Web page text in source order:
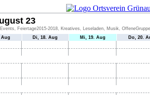
23
Feiertage2015-2018, Kreatives, Leseladen, Musik,
Aug Di, 18. Aug Mi, 19. Aug Do, 20.